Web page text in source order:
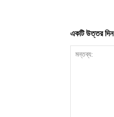
একটি উত্তর দিন